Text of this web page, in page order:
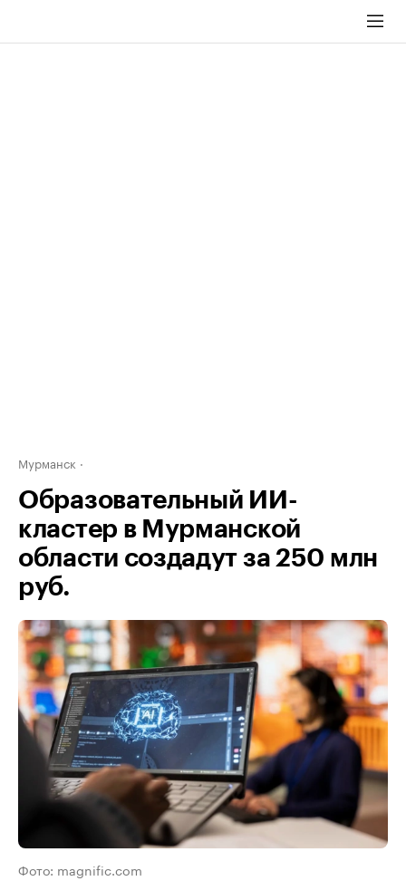
Мурманск
Образовательный ИИ-
кластер в Мурманской
области создадут за 250 млн
руб.
Фото: magnific.com